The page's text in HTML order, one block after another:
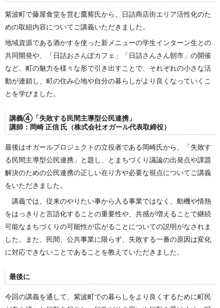
紫波町で藤屋食堂を営む鷹觜氏から、日詰商店街エリア活性化のた
めの取組内容についてご講義いただきました。
地域資源である酒かすを使った新メニューの学生インターン生との
共同開発や、「日詰おさんぽカフェ」「日詰さんさん朝市」の開催
など、町の魅力を様々な形で引き出すことで、それぞれの小さな活
動が連鎖し、町の住み心地や自分の暮らしがより良くなっていくこ
とを学びました。
講義④「失敗する民間主導型公民連携 」
講師： 岡崎 正信 氏（株式会社オガール代表取締役）
最後はオガールプロジェクトの立役者である岡崎氏から、「失敗す
る民間主導型公民連携」と題し、とまちづくり議論の出発点や課題
解決のための公民連携の正しい在り方や必要な視点についてご講義
をいただきました。
講義では、従来のやりたい事から入る事業ではなく、動機や情熱
をはっきりと言語化することの重要性や、共感が増えることで継続
可能なまちづくりの可能性が広がることについての説明がなされま
した。また、民間、公共事業に限らず、失敗する一番の原因は変化
に対応できないことであることを教えていただきました。
最後に
今回の講義を通して、紫波町での暮らしをより良くするために町民